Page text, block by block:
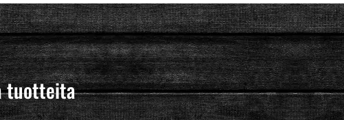
tuotteita